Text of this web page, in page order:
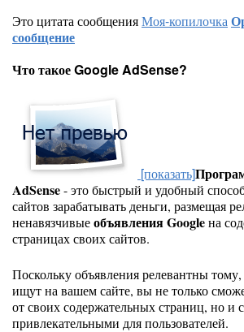
Это цитата сообщенияМоя-копилочка
сообщение
Что такое Google AdSense?
[показать]
AdSense- это быстрый и удобный
сайтов зарабатывать деньги, размещая
ненавязчивыеобъявления Googleна
страницах своих сайтов.
Поскольку объявления релевантны тому,
ищут на вашем сайте, вы не только
от своих содержательных страниц, но и
привлекательными для пользователей.